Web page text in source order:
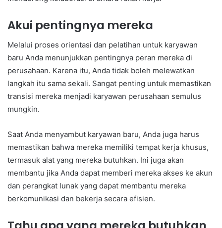
Akui pentingnya mereka
Melalui proses orientasi dan pelatihan untuk karyawan
baru Anda menunjukkan pentingnya peran mereka di
perusahaan. Karena itu, Anda tidak boleh melewatkan
langkah itu sama sekali. Sangat penting untuk memastikan
transisi mereka menjadi karyawan perusahaan semulus
mungkin.
Saat Anda menyambut karyawan baru, Anda juga harus
memastikan bahwa mereka memiliki tempat kerja khusus,
termasuk alat yang mereka butuhkan. Ini juga akan
membantu jika Anda dapat memberi mereka akses ke akun
dan perangkat lunak yang dapat membantu mereka
berkomunikasi dan bekerja secara efisien.